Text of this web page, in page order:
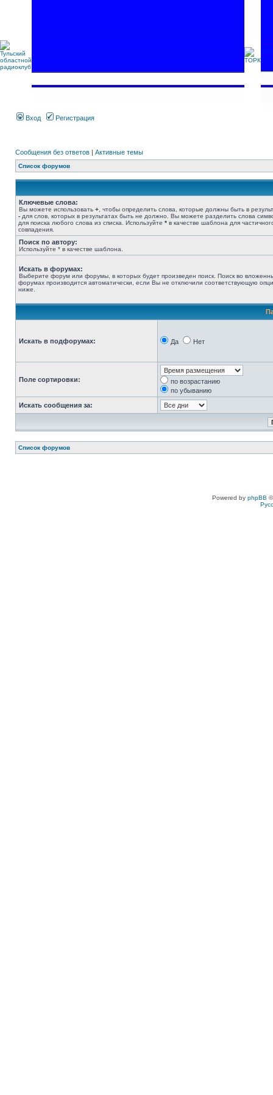
Вход Регистрация
Сообщения без ответов | Активные темы
Список форумов
Ключевые слова:
Вы можете использовать + , чтобы определить слова, которые должны быть в
- для слов, которых в результатах быть не должно. Вы можете разделить слова
для поиска любого слова из списка. Используйте * в качестве шаблона для
совпадения.
Поиск по автору:
Используйте * в качестве шаблона.
Искать в форумах:
Выберите форум или форумы, в которых будет произведен поиск. Поиск во
форумах производится автоматически, если Вы не отключили соответствующую
ниже.
Искать в подфорумах: Да Нет
Поле сортировки:
по возрастанию
по убыванию
Искать сообщения за:
Список форумов
Powered by phpBB